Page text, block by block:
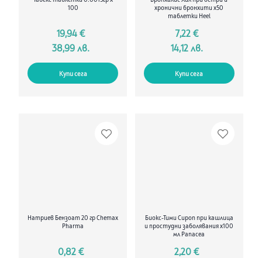
100
19,94 €
38,99 лв.
Купи сега
хронични бронхити х50
таблетки Heel
7,22 €
14,12 лв.
Купи сега
Натриев Бензоат 20 гр Chemax
Pharma
0,82 €
Биокс-Тими Сироп при кашлица
и простудни заболявания х100
мл Panacea
2,20 €